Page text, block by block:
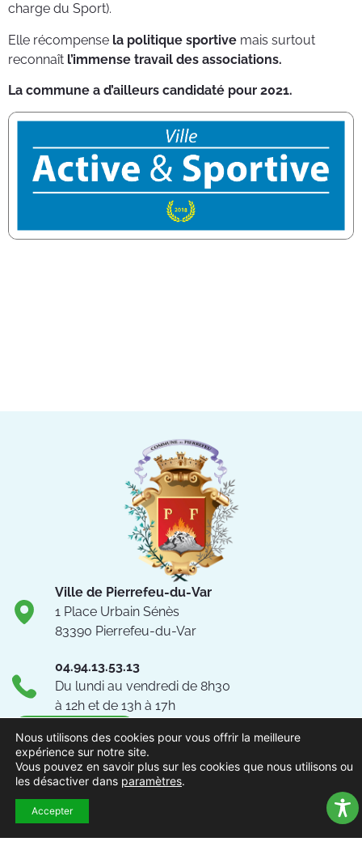
charge du Sport).
Elle récompense la politique sportive mais surtout
reconnaît l’immense travail des associations.
La commune a d’ailleurs candidaté pour 2021.
Ville de Pierrefeu-du-Var
1 Place Urbain Sénès
83390 Pierrefeu-du-Var
04.94.13.53.13
Du lundi au vendredi de 8h30
à 12h et de 13h à 17h
NOUS CONTACTER
Suivez-nous !
Nous utilisons des cookies pour vous offrir la meilleure
expérience sur notre site.
Vous pouvez en savoir plus sur les cookies que nous utilisons ou
les désactiver dans paramètres.
Accepter